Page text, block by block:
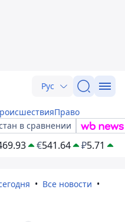
Рус
Право
в сравнении
€541.64 ₽5.71
Все новости